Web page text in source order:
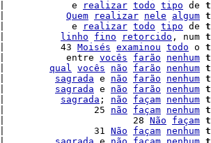
|            e realizar todo tipo de
Quem realizar nele algum
|            e realizar todo tipo de
linho fino retorcido , num
|          43 Moisés examinou todo o
|           entre vocês farão nenhum
qual vocês não farão nenhum
sagrada e não farão nenhum
sagrada e não farão nenhum
sagrada ; não façam nenhum
|                25 não façam nenhum
|                       28 Não façam
|                31 Não façam nenhum